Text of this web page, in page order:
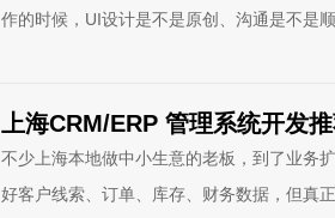
作的时候，UI设计是不是原创、沟通是不是
上海CRM/ERP 管理系统开发
不少上海本地做中小生意的老板，到了业务
好客户线索、订单、库存、财务数据，但真